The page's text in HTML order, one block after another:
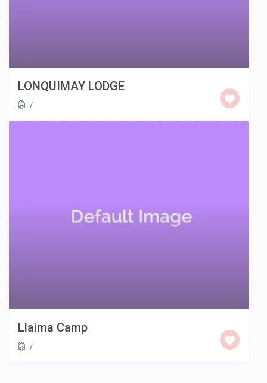
LONQUIMAY LODGE
/
Llaima Camp
/